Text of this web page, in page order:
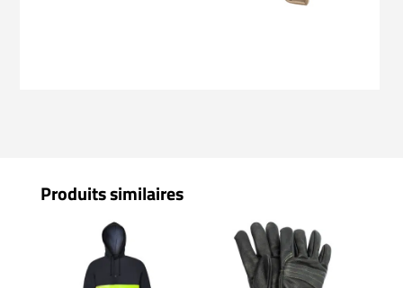
Produits similaires